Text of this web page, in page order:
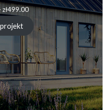
zł499.00